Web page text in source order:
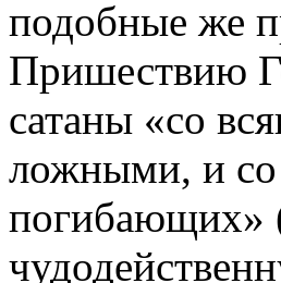
подобные же
Пришествию
сатаны «со
ложными, и со
погибающих»